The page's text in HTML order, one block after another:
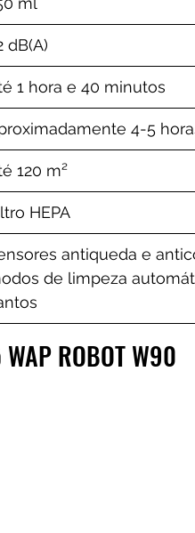
dB(A)
1 hora e 40 minutos
4-5
120 m²
HEPA
antiqueda e
de limpeza
ROBOT W90